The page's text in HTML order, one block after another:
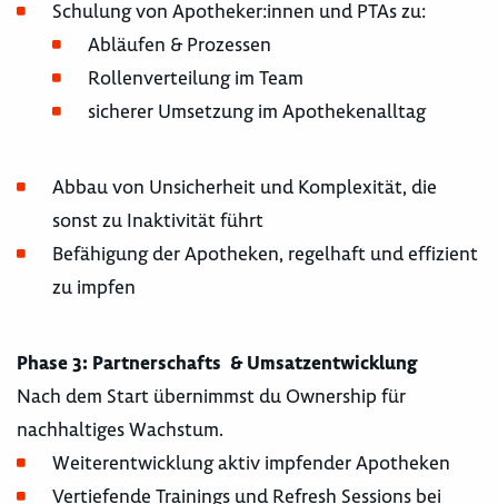
Schulung von Apotheker:innen und PTAs zu:
Abläufen & Prozessen
Rollenverteilung im Team
sicherer Umsetzung im Apothekenalltag
Abbau von Unsicherheit und Komplexität, die
sonst zu Inaktivität führt
Befähigung der Apotheken, regelhaft und effizient
zu impfen
Phase 3: Partnerschafts & Umsatzentwicklung
Nach dem Start übernimmst du Ownership für
nachhaltiges Wachstum.
Weiterentwicklung aktiv impfender Apotheken
Vertiefende Trainings und Refresh Sessions bei